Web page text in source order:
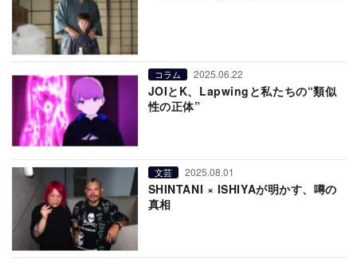
コラム 2025.06.22
JOIとK、Lapwingと私たちの“類似
性の正体”
文芸 2025.08.01
SHINTANI × ISHIYAが明かす、噂の
真相